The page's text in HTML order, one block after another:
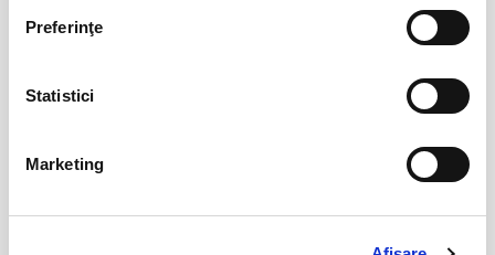
Preferinţe
Statistici
Marketing
oct